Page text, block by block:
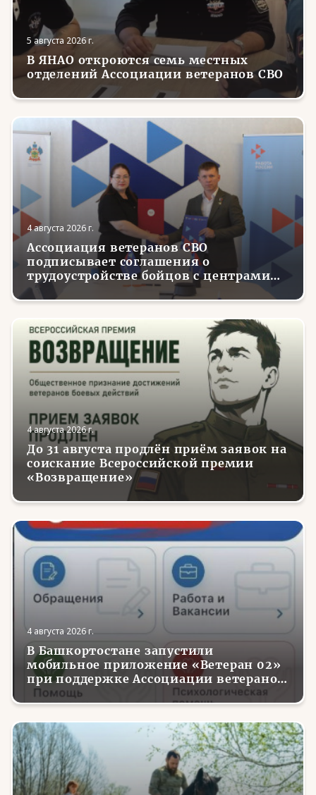
5 августа 2026 г.
В ЯНАО откроются семь местных
отделений Ассоциации ветеранов СВО
4 августа 2026 г.
Ассоциация ветеранов СВО
подписывает соглашения о
трудоустройстве бойцов с центрами
занятости в регионах России
4 августа 2026 г.
До 31 августа продлён приём заявок на
соискание Всероссийской премии
«Возвращение»
4 августа 2026 г.
В Башкортостане запустили
мобильное приложение «Ветеран 02»
при поддержке Ассоциации ветеранов
СВО